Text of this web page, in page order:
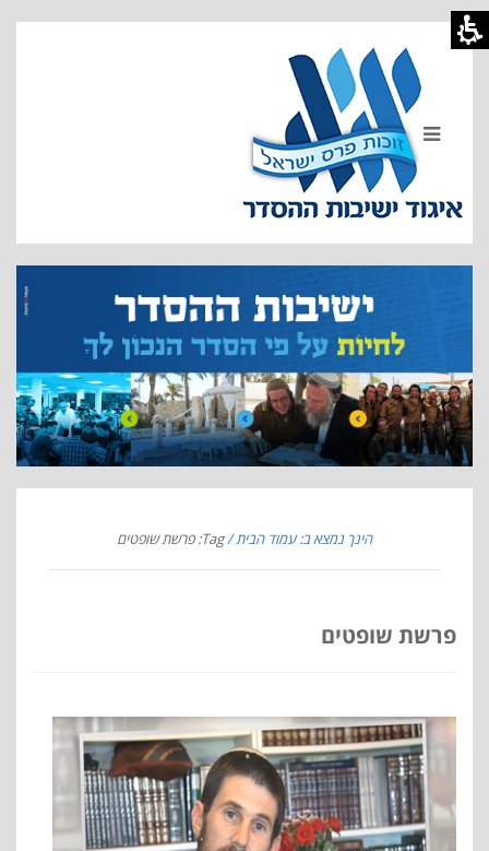
הינך נמצא ב: עמוד הבית Tag: פרשת שופטים
פרשת שופטים